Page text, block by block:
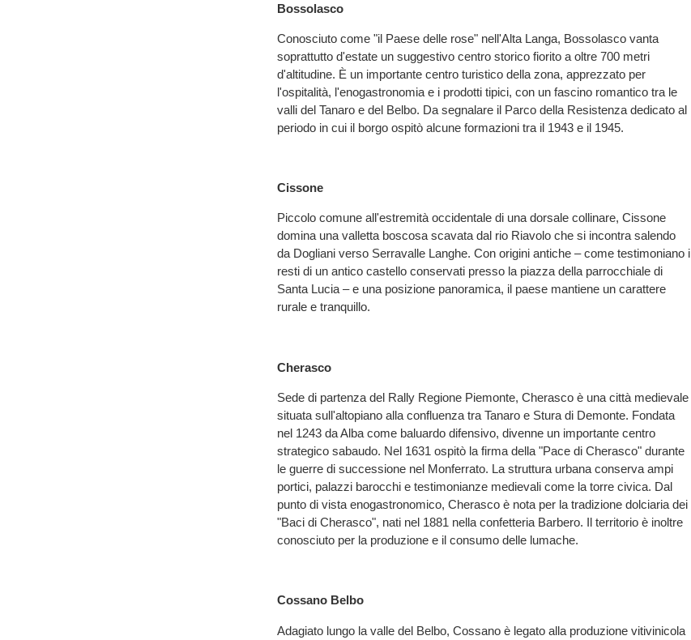
Bossolasco
Conosciuto come "il Paese delle rose" nell'Alta Langa, Bossolasco vanta
soprattutto d'estate un suggestivo centro storico fiorito a oltre 700 metri
d'altitudine. È un importante centro turistico della zona, apprezzato per
l'ospitalità, l'enogastronomia e i prodotti tipici, con un fascino romantico tra le
valli del Tanaro e del Belbo. Da segnalare il Parco della Resistenza dedicato al
periodo in cui il borgo ospitò alcune formazioni tra il 1943 e il 1945.
Cissone
Piccolo comune all'estremità occidentale di una dorsale collinare, Cissone
domina una valletta boscosa scavata dal rio Riavolo che si incontra salendo
da Dogliani verso Serravalle Langhe. Con origini antiche – come testimoniano i
resti di un antico castello conservati presso la piazza della parrocchiale di
Santa Lucia – e una posizione panoramica, il paese mantiene un carattere
rurale e tranquillo.
Cherasco
Sede di partenza del Rally Regione Piemonte, Cherasco è una città medievale
situata sull'altopiano alla confluenza tra Tanaro e Stura di Demonte. Fondata
nel 1243 da Alba come baluardo difensivo, divenne un importante centro
strategico sabaudo. Nel 1631 ospitò la firma della "Pace di Cherasco" durante
le guerre di successione nel Monferrato. La struttura urbana conserva ampi
portici, palazzi barocchi e testimonianze medievali come la torre civica. Dal
punto di vista enogastronomico, Cherasco è nota per la tradizione dolciaria dei
"Baci di Cherasco", nati nel 1881 nella confetteria Barbero. Il territorio è inoltre
conosciuto per la produzione e il consumo delle lumache.
Cossano Belbo
Adagiato lungo la valle del Belbo, Cossano è legato alla produzione vitivinicola